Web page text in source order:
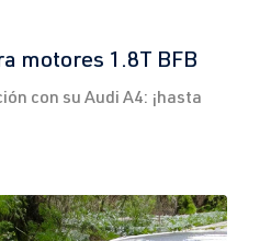
motores 1.8T BFB
con su Audi A4: ¡hasta